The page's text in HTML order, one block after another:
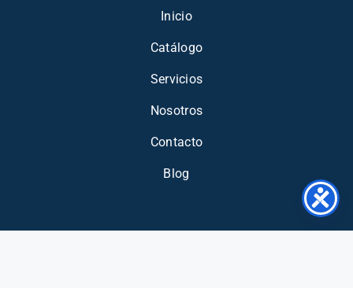
Inicio
Catálogo
Servicios
Nosotros
Contacto
Blog